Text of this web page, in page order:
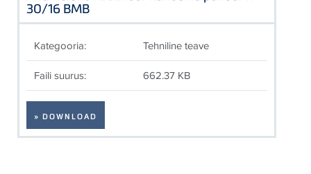
30/16 BMB
Kategooria: Tehniline teave
Faili suurus: 662.37 KB
» DOWNLOAD